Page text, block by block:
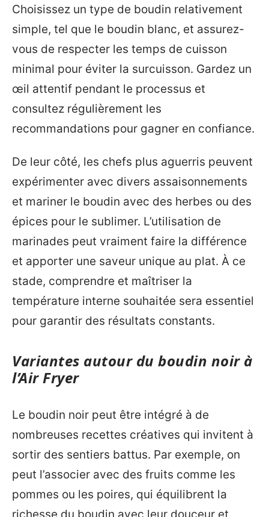
Choisissez un type de boudin relativement
simple, tel que le boudin blanc, et assurez-
vous de respecter les temps de cuisson
minimal pour éviter la surcuisson. Gardez un
œil attentif pendant le processus et
consultez régulièrement les
recommandations pour gagner en confiance.
De leur côté, les chefs plus aguerris peuvent
expérimenter avec divers assaisonnements
et mariner le boudin avec des herbes ou des
épices pour le sublimer. L’utilisation de
marinades peut vraiment faire la différence
et apporter une saveur unique au plat. À ce
stade, comprendre et maîtriser la
température interne souhaitée sera essentiel
pour garantir des résultats constants.
Variantes autour du boudin noir à
l’Air Fryer
Le boudin noir peut être intégré à de
nombreuses recettes créatives qui invitent à
sortir des sentiers battus. Par exemple, on
peut l’associer avec des fruits comme les
pommes ou les poires, qui équilibrent la
richesse du boudin avec leur douceur et